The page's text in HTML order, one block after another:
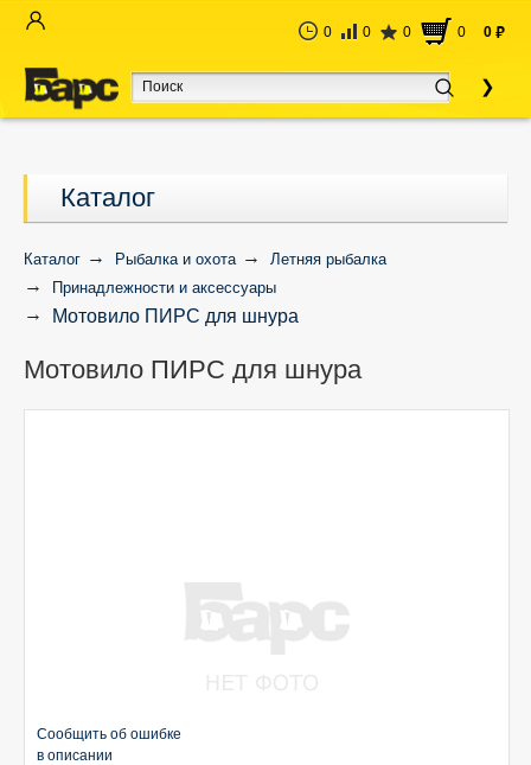
0 0 0 0 0 руб
Каталог
Каталог Рыбалка и охота
Летняя рыбалка
Принадлежности и аксессуары
Мотовило ПИРС для шнура
Мотовило ПИРС для шнура
Сообщить об ошибке
в описании